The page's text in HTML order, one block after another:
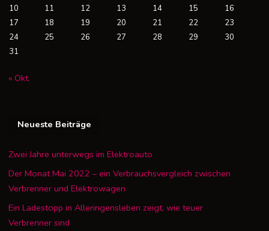
10
11 12 13 14 15
16
17
18 19 20 21 22
23
24
25 26 27 28 29
30
31
« Okt.
Neueste Beiträge
Zwei Jahre unterwegs im Elektroauto
Der Monat Mai 2022 – ein Verbrauchsvergleich zwischen
Verbrenner und Elektrowagen
Ein Ladestopp in Alleringensleben zeigt, wie teuer
Verbrenner sind